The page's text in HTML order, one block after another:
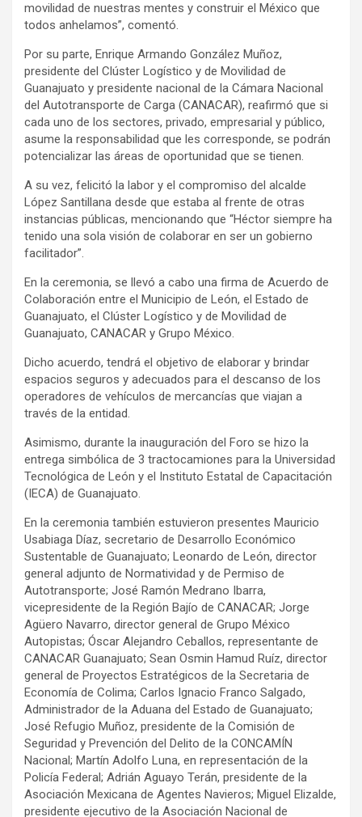
movilidad de nuestras mentes y construir el México que
todos anhelamos”, comentó.
Por su parte, Enrique Armando González Muñoz,
presidente del Clúster Logístico y de Movilidad de
Guanajuato y presidente nacional de la Cámara Nacional
del Autotransporte de Carga (CANACAR), reafirmó que si
cada uno de los sectores, privado, empresarial y público,
asume la responsabilidad que les corresponde, se podrán
potencializar las áreas de oportunidad que se tienen.
A su vez, felicitó la labor y el compromiso del alcalde
López Santillana desde que estaba al frente de otras
instancias públicas, mencionando que “Héctor siempre ha
tenido una sola visión de colaborar en ser un gobierno
facilitador”.
En la ceremonia, se llevó a cabo una firma de Acuerdo de
Colaboración entre el Municipio de León, el Estado de
Guanajuato, el Clúster Logístico y de Movilidad de
Guanajuato, CANACAR y Grupo México.
Dicho acuerdo, tendrá el objetivo de elaborar y brindar
espacios seguros y adecuados para el descanso de los
operadores de vehículos de mercancías que viajan a
través de la entidad.
Asimismo, durante la inauguración del Foro se hizo la
entrega simbólica de 3 tractocamiones para la Universidad
Tecnológica de León y el Instituto Estatal de Capacitación
(IECA) de Guanajuato.
En la ceremonia también estuvieron presentes Mauricio
Usabiaga Díaz, secretario de Desarrollo Económico
Sustentable de Guanajuato; Leonardo de León, director
general adjunto de Normatividad y de Permiso de
Autotransporte; José Ramón Medrano Ibarra,
vicepresidente de la Región Bajío de CANACAR; Jorge
Agüero Navarro, director general de Grupo México
Autopistas; Óscar Alejandro Ceballos, representante de
CANACAR Guanajuato; Sean Osmin Hamud Ruíz, director
general de Proyectos Estratégicos de la Secretaria de
Economía de Colima; Carlos Ignacio Franco Salgado,
Administrador de la Aduana del Estado de Guanajuato;
José Refugio Muñoz, presidente de la Comisión de
Seguridad y Prevención del Delito de la CONCAMÍN
Nacional; Martín Adolfo Luna, en representación de la
Policía Federal; Adrián Aguayo Terán, presidente de la
Asociación Mexicana de Agentes Navieros; Miguel Elizalde,
presidente ejecutivo de la Asociación Nacional de